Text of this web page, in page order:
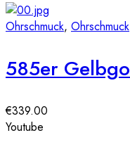
Ohrschmuck, Ohrschmuck
€339.00
Youtube